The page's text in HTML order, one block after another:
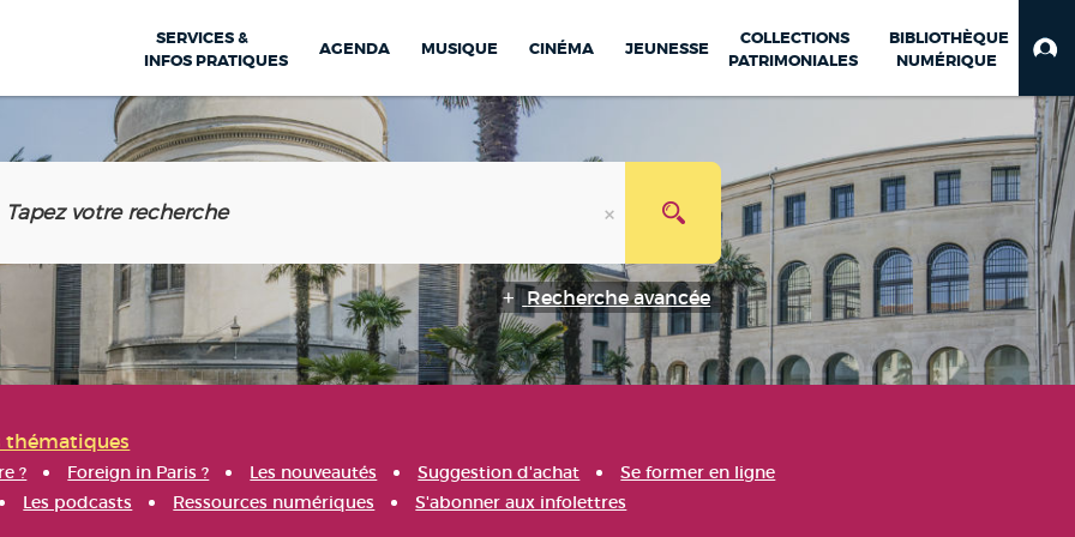
SERVICES &
INFOS PRATIQUES
AGENDA MUSIQUE CINÉMA JEUNESSE
COLLECTIONS
PATRIMONIALES
BIBLIOTHÈQUE
NUMÉRIQUE
Recherche avancée
thématiques
? Foreign in Paris ? Les nouveautés Suggestion d'achat
Se former en ligne
Les podcasts Ressources numériques S'abonner aux infolettres